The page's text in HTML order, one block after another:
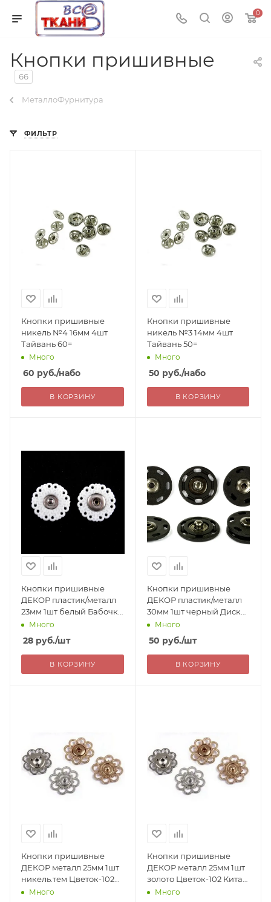
0
Кнопки пришивные
66
МеталлоФурнитура
ФИЛЬТР
Кнопки пришивные
никель №4 16мм 4шт
Тайвань 60=
Много
60 руб./набо
В КОРЗИНУ
Кнопки пришивные
никель №3 14мм 4шт
Тайвань 50=
Много
50 руб./набо
В КОРЗИНУ
Кнопки пришивные
ДЕКОР пластик/металл
23мм 1шт белый Бабочка
Китай 28=
Много
28 руб./шт
В КОРЗИНУ
Кнопки пришивные
ДЕКОР пластик/металл
30мм 1шт черный Диск
Китай 50=
Много
50 руб./шт
В КОРЗИНУ
Кнопки пришивные
ДЕКОР металл 25мм 1шт
никель.тем Цветок-102
Китай 65=
Много
Кнопки пришивные
ДЕКОР металл 25мм 1шт
золото Цветок-102 Китай
65=Много